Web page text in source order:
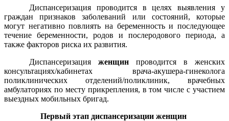
Диспансеризация проводится в целях выявления у
граждан признаков заболеваний или состояний, которые
могут негативно повлиять на беременность и последующее
течение беременности, родов и послеродового периода, а
также факторов риска их развития.
Диспансеризацияженщин проводится в женских
консультациях/кабинетах врача-акушера-гинеколога
поликлинических отделений/поликлиник, врачебных
амбулаториях по месту прикрепления, в том числе с участием
выездных мобильных бригад.
Первый этап диспансеризации женщин